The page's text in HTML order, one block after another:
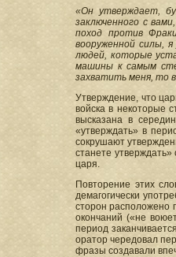
«Он утверждает,
заключенного с
поход против
вооруженной силы,
людей, которые
машины к самым
захватить меня, то
Утверждение, что
войска в некоторые
высказана в
«утверждать» в
сокрушают
станете
царя.
Повторение этих
демагогически
сторон расположено
окончаний («не
период
оратор чередовал
фразы создавали